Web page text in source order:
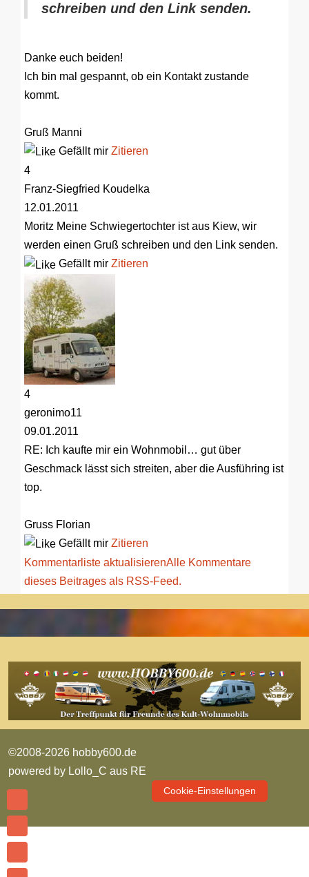
schreiben und den Link senden.
Danke euch beiden!
Ich bin mal gespannt, ob ein Kontakt zustande
kommt.
Gruß Manni
Gefällt mir Zitieren
4
Franz-Siegfried Koudelka
12.01.2011
Moritz Meine Schwiegertochter ist aus Kiew, wir
werden einen Gruß schreiben und den Link senden.
Gefällt mir Zitieren
4
geronimo11
09.01.2011
RE: Ich kaufte mir ein Wohnmobil… gut über
Geschmack lässt sich streiten, aber die Ausführing ist
top.
Gruss Florian
Gefällt mir Zitieren
Kommentarliste aktualisierenAlle Kommentare
dieses Beitrages als RSS-Feed.
©2008-2026 hobby600.de
powered by Lollo_C aus RE
Cookie-Einstellungen